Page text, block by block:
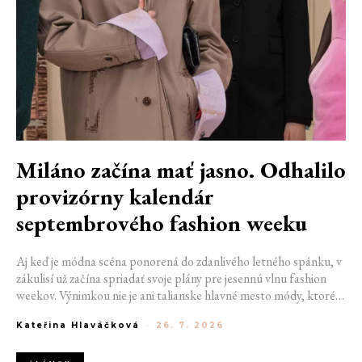
Miláno začína mať jasno. Odhalilo
provizórny kalendár
septembrového fashion weeku
Aj keď je módna scéna ponorená do zdanlivého letného spánku, v
zákulisí už začína spriadať svoje plány pre jesennú vlnu fashion
weekov. Výnimkou nie je ani talianske hlavné mesto módy, ktoré
od 22. do 28. septembra privíta tradičné mená, pozornosť však
Kateřina Hlaváčková - 26. 7. 2026